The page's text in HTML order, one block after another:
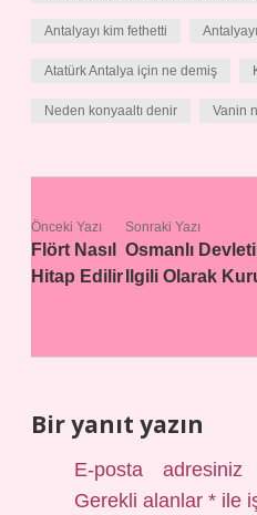
Antalyayı kim fethetti
Atatürk Antalya için ne demiş
Neden konyaaltı denir Vanin
Önceki Yazı
Flört Nasıl
Hitap Edilir
Sonraki Yazı
Osmanlı
Ilgili Olarak
Bir yanıt yazın
E-posta adresiniz
Gerekli alanlar* ile